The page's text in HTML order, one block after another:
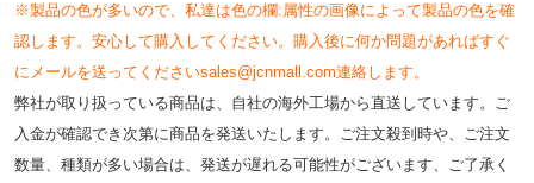
※製品の色が多いので、私達は色の欄:属性の画像によって製品の色を確
認します。安心して購入してください。購入後に何か問題があればすぐ
にメールを送ってくださいsales@jcnmall.com連絡します。
弊社が取り扱っている商品は、自社の海外工場から直送しています。ご
入金が確認でき次第に商品を発送いたします。ご注文殺到時や、ご注文
数量、種類が多い場合は、発送が遅れる可能性がございます、ご了承く